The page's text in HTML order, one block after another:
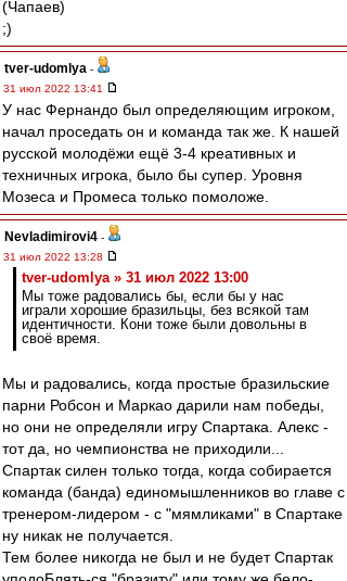
(Чапаев)
;)
tver-udomlya -
31 июл 2022 13:41
У нас Фернандо был определяющим игроком,
начал проседать он и команда так же. К нашей
русской молодёжи ещё 3-4 креативных и
техничных игрока, было бы супер. Уровня
Мозеса и Промеса только помоложе.
Nevladimirovi4 -
31 июл 2022 13:28
tver-udomlya » 31 июл 2022 13:00
Мы тоже радовались бы, если бы у нас
играли хорошие бразильцы, без всякой там
идентичности. Кони тоже были довольны в
своё время.
Мы и радовались, когда простые бразильские
парни Робсон и Маркао дарили нам победы,
но они не определяли игру Спартака. Алекс -
тот да, но чемпионства не приходили...
Спартак силен только тогда, когда собирается
команда (банда) единомышленников во главе с
тренером-лидером - с "мямликами" в Спартаке
ну никак не получается.
Тем более никогда не был и не будет Спартак